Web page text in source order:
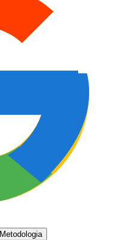
Metodologia